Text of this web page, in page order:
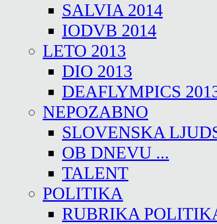
SALVIA 2014
IODVB 2014
LETO 2013
DIO 2013
DEAFLYMPICS
NEPOZABNO
SLOVENSKA
OB DNEVU ...
TALENT
POLITIKA
RUBRIKA